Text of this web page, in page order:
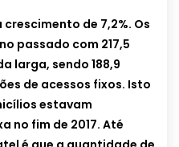
de 7,2%. Os
passado com 217,5
larga, sendo 188,9
de acessos fixos. Isto
estavam
no fim de 2017. Até